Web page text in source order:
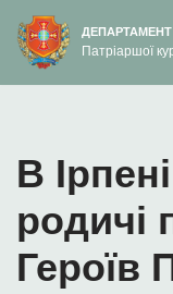
вмісту
Перейти
до
Патріаршої
В
родичі
Героїв